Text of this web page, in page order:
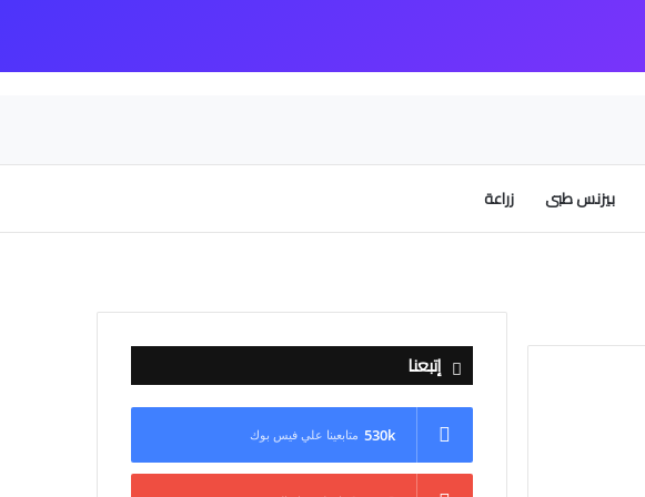
بيزنس طبى زراعة
إتبعنا
530k متابعينا علي فيس بوك